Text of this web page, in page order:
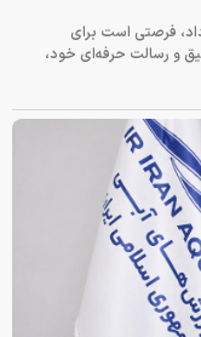
آب، روایتگران تلاش و پیشرفت ۱۷ مرداد، فرصتی است برای
و رسالت حرفه‌ای خود،